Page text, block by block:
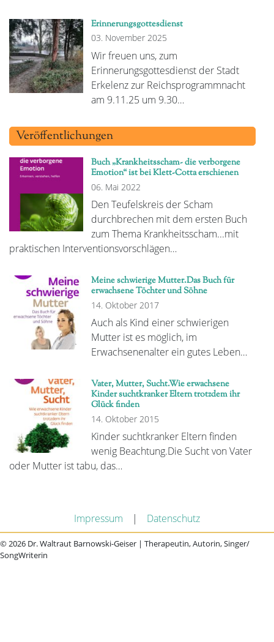
Erinnerungsgottesdienst
03. November 2025
Wir freuen uns, zum
Erinnerungsgottesdienst der Stadt
Erkelenz zur Reichsprogrammnacht
am 9.11.25 um 9.30…
Veröffentlichungen
Buch „Krankheitsscham- die verborgene
Emotion“ ist bei Klett-Cotta erschienen
06. Mai 2022
Den Teufelskreis der Scham
durchbrechen mit dem ersten Buch
zum Thema Krankheitsscham...mit
praktischen Interventionsvorschlägen…
Meine schwierige Mutter.Das Buch für
erwachsene Töchter und Söhne
14. Oktober 2017
Auch als Kind einer schwierigen
Mutter ist es möglich, im
Erwachsenenalter ein gutes Leben…
Vater, Mutter, Sucht.Wie erwachsene
Kinder suchtkranker Eltern trotzdem ihr
Glück finden
14. Oktober 2015
Kinder suchtkranker Eltern finden
wenig Beachtung.Die Sucht von Vater
oder Mutter ist tabu, das…
Impressum | Datenschutz
© 2026 Dr. Waltraut Barnowski-Geiser | Therapeutin, Autorin, Singer/
SongWriterin